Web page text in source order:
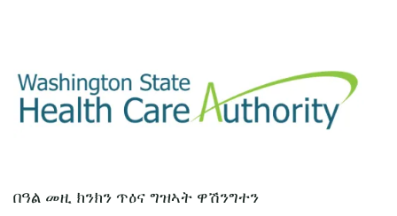
በዓል መዚ ክንክን ጥዕና ግዝኣት ዋሽንግተን